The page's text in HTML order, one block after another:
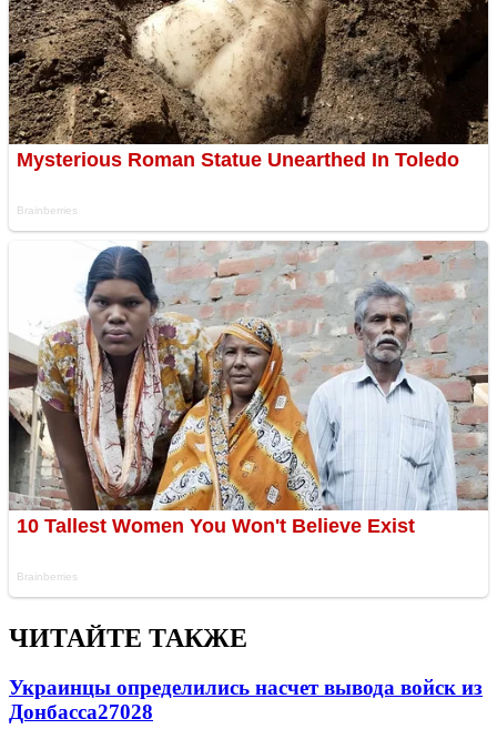
ЧИТАЙТЕ ТАКЖЕ
Украинцы определились насчет вывода войск из
Донбасса27028